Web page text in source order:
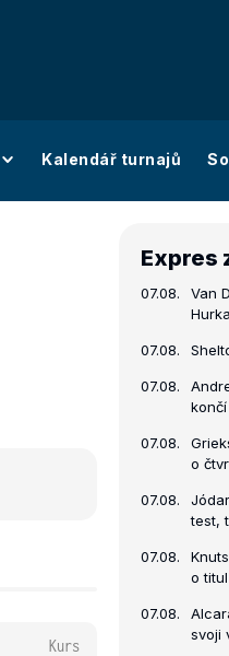
Kalendář turnajů
Kurs
Expres
07.08.
Van
07.08.
07.08.
končí
07.08.
o
07.08.
test,
07.08.
o titul
07.08.
svoji